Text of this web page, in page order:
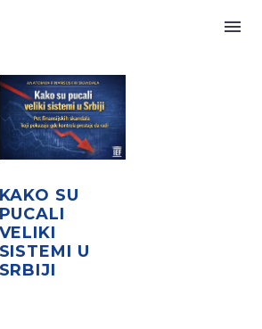
KAKO SU
PUCALI
VELIKI
SISTEMI U
SRBIJI